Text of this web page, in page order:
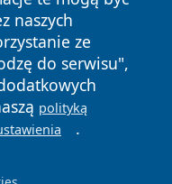
naszych
ze
do serwisu",
polityką
.
Polityka
Cookies